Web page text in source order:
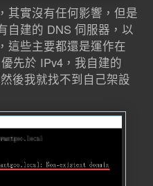
其實沒有任何影響，但是
自建的 DNS 伺服器，以
這些主要都還是運作在
先於 IPv4，我自建的
後我就找不到自己架設